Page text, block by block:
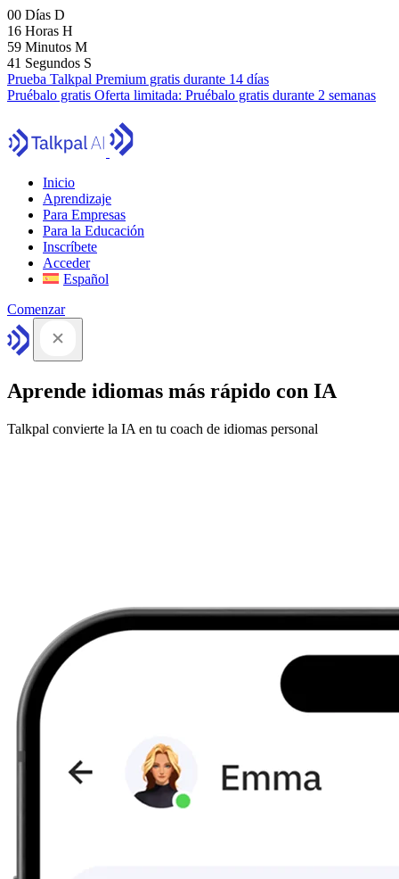
00 Días D
16 Horas H
59 Minutos M
39 Segundos S
Prueba Talkpal Premium gratis durante 14 días
Pruébalo gratis Oferta limitada: Pruébalo gratis durante 2 semanas
Inicio
Aprendizaje
Para Empresas
Para la Educación
Inscríbete
Acceder
Español
Comenzar
Aprende idiomas más rápido con IA
Talkpal convierte la IA en tu coach de idiomas personal